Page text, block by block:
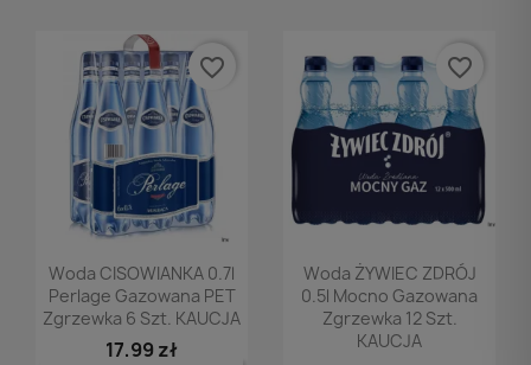
Podgląd
Woda CISOWIANKA 0.7l
Perlage Gazowana PET
Zgrzewka 6 Szt. KAUCJA
17,99 zł
favorite_border
Podgląd
Woda ŻYWIEC ZDRÓJ
0.5l Mocno Gazowana
Zgrzewka 12 Szt.
KAUCJA
favorite_border